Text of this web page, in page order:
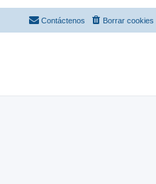
Borrar cookies
Contáctenos